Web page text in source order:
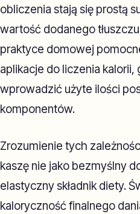
obliczenia stają się prostą
wartość dodanego
praktyce domowej
aplikacje do liczenia
wprowadzić użyte ilości
komponentów.
Zrozumienie tych
kaszę nie jako bezmyślny
elastyczny składnik diety.
kaloryczność finalnego